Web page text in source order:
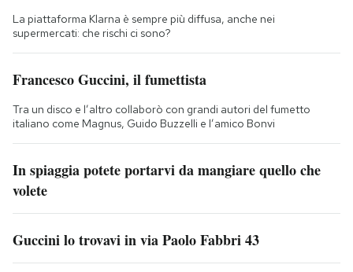
La piattaforma Klarna è sempre più diffusa, anche nei
supermercati: che rischi ci sono?
Francesco Guccini, il fumettista
Tra un disco e l’altro collaborò con grandi autori del fumetto
italiano come Magnus, Guido Buzzelli e l’amico Bonvi
In spiaggia potete portarvi da mangiare quello che
volete
Guccini lo trovavi in via Paolo Fabbri 43